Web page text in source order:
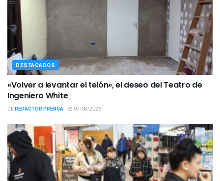
DESTACADOS
«Volver a levantar el telón», el deseo del Teatro de
Ingeniero White
DEREDACTOR PRENSA 07/08/2026